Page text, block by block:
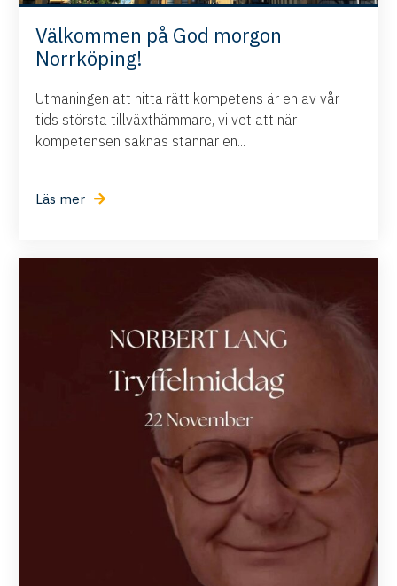
Välkommen på God morgon
Norrköping!
Utmaningen att hitta rätt kompetens är en av vår
tids största tillväxthämmare, vi vet att när
kompetensen saknas stannar en...
Läs mer